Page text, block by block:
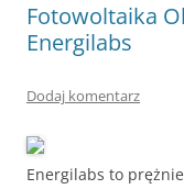
Fotowoltaika
Energilabs
Dodaj komentarz
Energilabs to